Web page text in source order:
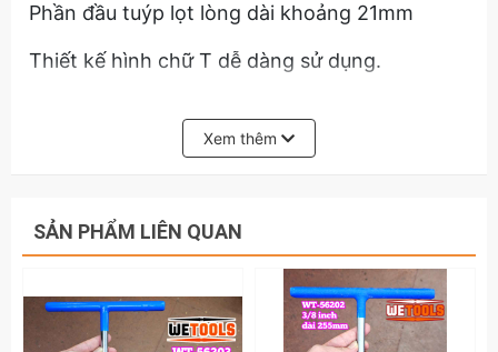
Phần đầu tuýp lọt lòng dài khoảng 21mm
Thiết kế hình chữ T dễ dàng sử dụng.
sét sau thời gian sử dụng.
Thông thường khi tay ta có dầu thì khi siết
cầm nắm có bọc cao su sẽ bị trơn trượt tay.
Ngoài ra vì lợi thế tay cầm bằng thép thiết kế
Xem thêm
SẢN PHẨM LIÊN QUAN